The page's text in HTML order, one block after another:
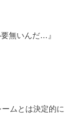
無いんだ…』
ームとは決定的に